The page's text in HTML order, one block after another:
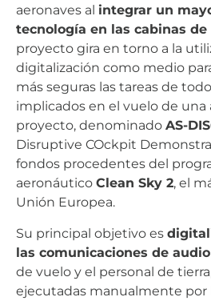
aeronaves al integrar un
tecnología en las cabinas
proyecto gira en torno a la
digitalización como medio
más seguras las tareas de
implicados en el vuelo de una
proyecto, denominado AS-
Disruptive COckpit
fondos procedentes del
aeronáutico Clean Sky 2, el
Unión Europea.
Su principal objetivo es
las comunicaciones de audio
de vuelo y el personal de
ejecutadas manualmente por